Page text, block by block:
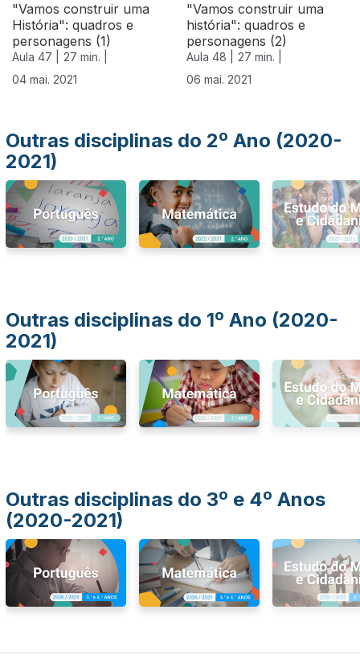
"Vamos construir uma
História": quadros e
personagens (1)
Aula 47 |
27 min. |
04 mai. 2021
"Vamos construir uma
história": quadros e
personagens (2)
Aula 48 |
27 min. |
06 mai. 2021
Outras disciplinas do 2º Ano (2020-
2021)
Outras disciplinas do 1º Ano (2020-
2021)
Outras disciplinas do 3º e 4º Anos
(2020-2021)